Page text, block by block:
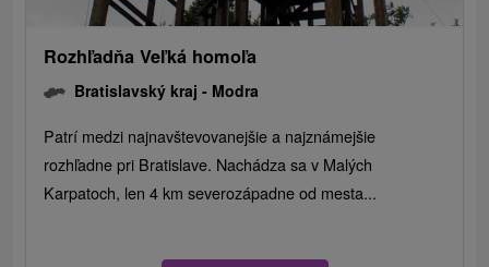
Rozhľadňa Veľká homoľa
Bratislavský kraj - Modra
Patrí medzi najnavštevovanejšie a najznámejšie
rozhľadne pri Bratislave. Nachádza sa v Malých
Karpatoch, len 4 km severozápadne od mesta...